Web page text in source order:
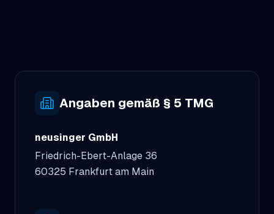
Angaben gemäß § 5 TMG
neusinger GmbH
Friedrich-Ebert-Anlage 36
60325 Frankfurt am Main